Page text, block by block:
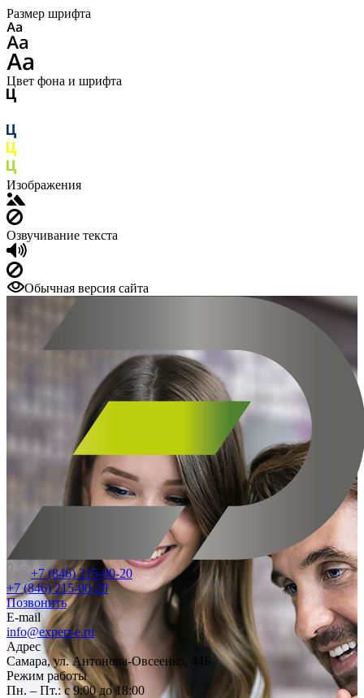
Размер шрифта
Цвет фона и шрифта
Изображения
Озвучивание текста
Обычная версия сайта
+7 (846) 215-00-20
+7 (846) 215-00-20
Позвонить
E-mail
info@expert-e.ru
Адрес
Самара, ул. Антонова-Овсеенко, 44Б
Режим работы
Пн. – Пт.: с 9:00 до 18:00